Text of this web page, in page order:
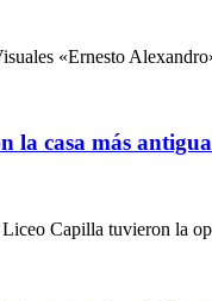
«Ernesto
la casa más
Capilla tuvieron la